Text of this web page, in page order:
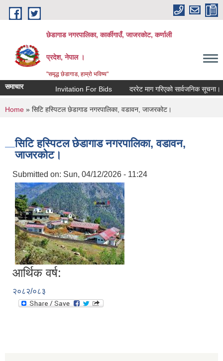
Skip to main content
छेडागाड नगरपालिका, कार्कीगाउँ, जाजरकाेट, कर्णाली
प्रदेश, नेपाल ।
"समृद्ध छेडागाड, हाम्रो भविष्य"
समाचार Invitation For Bids दररेट माग गरिएको सार्वजनिक सूचना।
You are here
Home » सिटि हस्पिटल छेडागाड नगरपालिका, वडावन, जाजरकोट।
सिटि हस्पिटल छेडागाड नगरपालिका, वडावन,
जाजरकोट।
Submitted on: Sun, 04/12/2026 - 11:24
आर्थिक वर्ष:
२०८२/०८३